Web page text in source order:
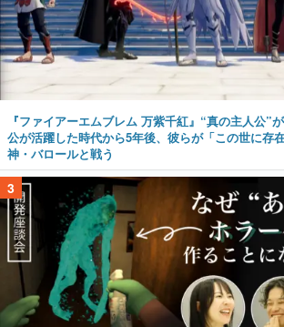
『ファイアーエムブレム 万紫千紅』“真の主人公”
公が活躍した時代から5年後、彼らが「この世に存
神・バロールと戦う
3